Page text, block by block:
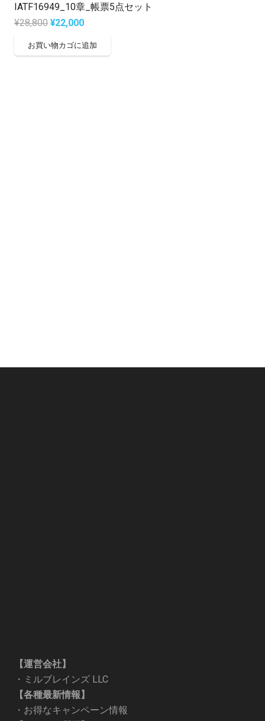
IATF16949_10章_帳票5点セット
¥28,800 元
価
¥22,000現
の
お買い物カゴに追加
【運営会社】
・ ミルブレインズ LLC
【各種最新情報】
・ お得なキャンペーン情報